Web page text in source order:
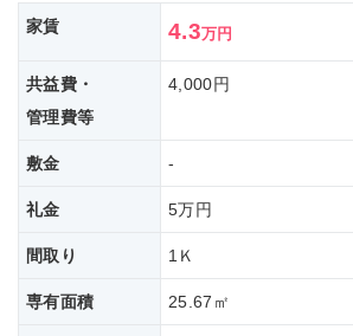
家賃 4.3万円
共益費・
管理費等
4,000円
敷金 -
礼金 5万円
間取り 1Ｋ
専有面積 25.67㎡